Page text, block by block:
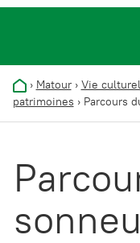
› Matour› Vie
patrimoines › Parcours